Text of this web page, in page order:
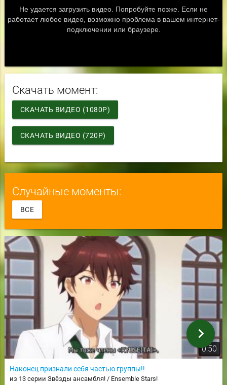
Скачать момент:
СКАЧАТЬ ВИДЕО (1080P)
СКАЧАТЬ ВИДЕО (720P)
Случайные моменты:
ВСЕ
0:50
Наконец признали себя частью группы!!
из 13 серии Звёзды ансамбля! / Ensemble Stars!
chevron_right